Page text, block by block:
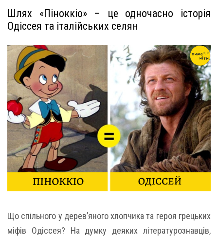
Шлях «Піноккіо» – це одночасно історія
Одіссея та італійських селян
Що спільного у дерев’яного хлопчика та героя грецьких
міфів Одіссея? На думку деяких літературознавців,